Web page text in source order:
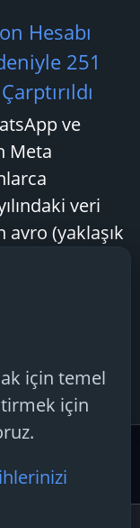
Hesabı
251
ve
Meta
veri
(yaklaşık
aldığı...
Teknoloji
için temel
için